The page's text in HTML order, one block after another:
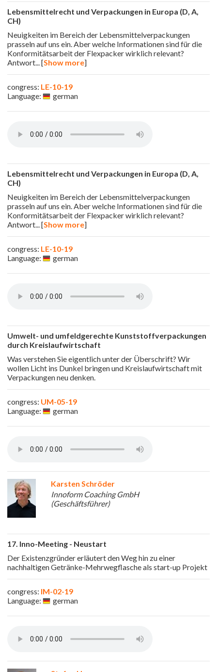
Lebensmittelrecht und Verpackungen in Europa (D, A,
CH)
Neuigkeiten im Bereich der Lebensmittelverpackungen
prasseln auf uns ein. Aber welche Informationen sind für die
Konformitätsarbeit der Flexpacker wirklich relevant?
Antwort... [Show more]
congress: LE-10-19
Language:
german
Lebensmittelrecht und Verpackungen in Europa (D, A,
CH)
Neuigkeiten im Bereich der Lebensmittelverpackungen
prasseln auf uns ein. Aber welche Informationen sind für die
Konformitätsarbeit der Flexpacker wirklich relevant?
Antwort... [Show more]
congress: LE-10-19
Language:
german
Umwelt- und umfeldgerechte Kunststoffverpackungen
durch Kreislaufwirtschaft
Was verstehen Sie eigentlich unter der Überschrift? Wir
wollen Licht ins Dunkel bringen und Kreislaufwirtschaft mit
Verpackungen neu denken.
congress: UM-05-19
Language:
german
Karsten Schröder
Innoform Coaching GmbH
(Geschäftsführer)
17. Inno-Meeting - Neustart
Der Existenzgründer erläutert den Weg hin zu einer
nachhaltigen Getränke-Mehrwegflasche als start-up Projekt
congress: IM-02-19
Language:
german